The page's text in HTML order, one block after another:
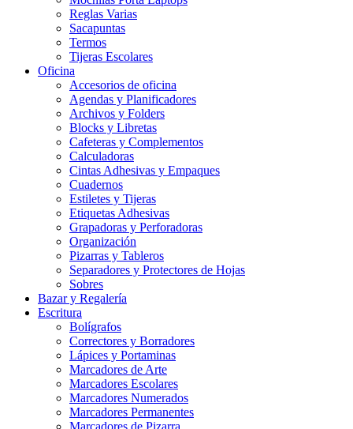
Reglas Varias
Sacapuntas
Termos
Tijeras Escolares
Oficina
Accesorios de oficina
Agendas y Planificadores
Archivos y Folders
Blocks y Libretas
Cafeteras y Complementos
Calculadoras
Cintas Adhesivas y Empaques
Cuadernos
Estiletes y Tijeras
Etiquetas Adhesivas
Grapadoras y Perforadoras
Organización
Pizarras y Tableros
Separadores y Protectores de Hojas
Sobres
Bazar y Regalería
Escritura
Bolígrafos
Correctores y Borradores
Lápices y Portaminas
Marcadores de Arte
Marcadores Escolares
Marcadores Numerados
Marcadores Permanentes
Marcadores de Pizarra